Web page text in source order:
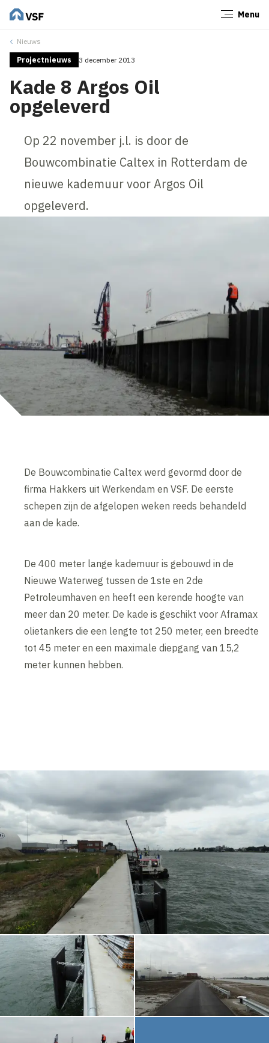
Menu
Nieuws
Projectnieuws 3 december 2013
Kade 8 Argos Oil
opgeleverd
Op 22 november j.l. is door de
Bouwcombinatie Caltex in Rotterdam de
nieuwe kademuur voor Argos Oil
opgeleverd.
De Bouwcombinatie Caltex werd gevormd door de
firma Hakkers uit Werkendam en VSF. De eerste
schepen zijn de afgelopen weken reeds behandeld
aan de kade.
De 400 meter lange kademuur is gebouwd in de
Nieuwe Waterweg tussen de 1ste en 2de
Petroleumhaven en heeft een kerende hoogte van
meer dan 20 meter. De kade is geschikt voor Aframax
olietankers die een lengte tot 250 meter, een breedte
tot 45 meter en een maximale diepgang van 15,2
meter kunnen hebben.
Sluiten